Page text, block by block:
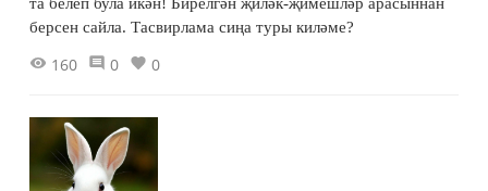
берсен сайла. Тасвирлама сиңа туры киләме?
160 0 0